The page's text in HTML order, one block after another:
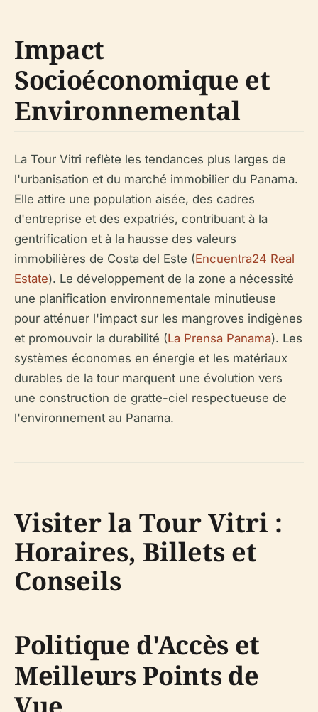
Impact
Socioéconomique et
Environnemental
La Tour Vitri reflète les tendances plus larges de
l'urbanisation et du marché immobilier du Panama.
Elle attire une population aisée, des cadres
d'entreprise et des expatriés, contribuant à la
gentrification et à la hausse des valeurs
immobilières de Costa del Este (Encuentra24 Real
Estate). Le développement de la zone a nécessité
une planification environnementale minutieuse
pour atténuer l'impact sur les mangroves indigènes
et promouvoir la durabilité (La Prensa Panama). Les
systèmes économes en énergie et les matériaux
durables de la tour marquent une évolution vers
une construction de gratte-ciel respectueuse de
l'environnement au Panama.
Visiter la Tour Vitri :
Horaires, Billets et
Conseils
Politique d'Accès et
Meilleurs Points de